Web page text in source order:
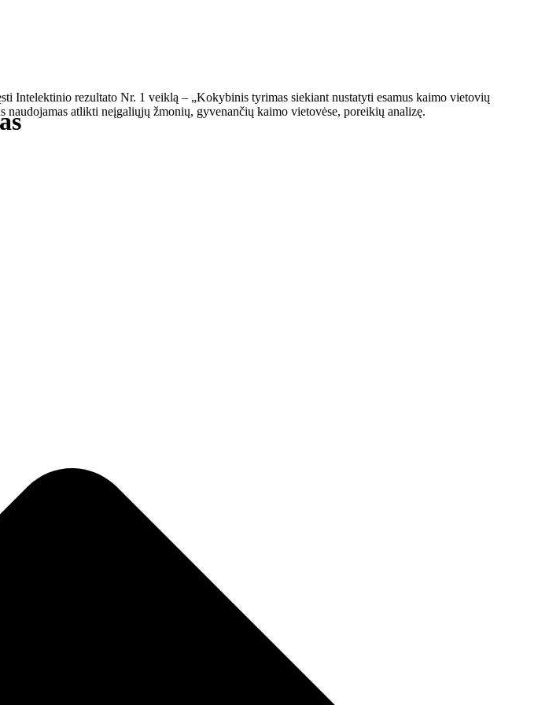
rezultato Nr. 1 veiklą – „Kokybinis tyrimas siekiant nustatyti esamus kaimo vietovių
atlikti neįgaliųjų žmonių, gyvenančių kaimo vietovėse, poreikių analizę.